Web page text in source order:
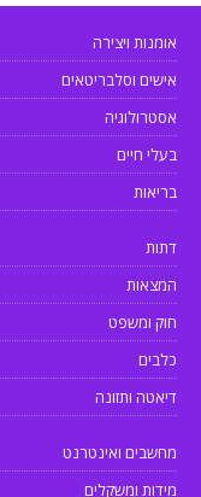
אומנות ויצירה
אישים וסלבריטאים
אסטרולוגיה
בעלי חיים
בריאות
דתות
המצאות
חוק ומשפט
כלבים
דיאטה ותזונה
מחשבים ואינטרנט
מידות ומשקלים